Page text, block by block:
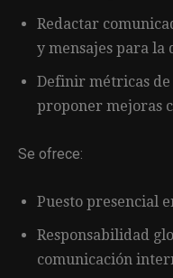
Redactar
y mensajes para la
Definir métricas
proponer mejoras
Se ofrece:
Puesto presencial
Responsabilidad
comunicación